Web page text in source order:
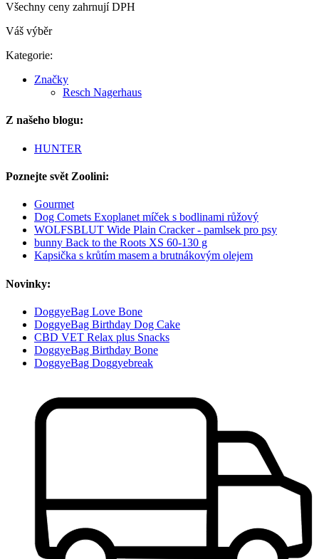
Všechny ceny zahrnují DPH
Váš výběr
Kategorie:
Značky
Resch Nagerhaus
Z našeho blogu:
HUNTER
Poznejte svět Zoolini:
Gourmet
Dog Comets Exoplanet míček s bodlinami růžový
WOLFSBLUT Wide Plain Cracker - pamlsek pro psy
bunny Back to the Roots XS 60-130 g
Kapsička s krůtím masem a brutnákovým olejem
Novinky:
DoggyeBag Love Bone
DoggyeBag Birthday Dog Cake
CBD VET Relax plus Snacks
DoggyeBag Birthday Bone
DoggyeBag Doggyebreak